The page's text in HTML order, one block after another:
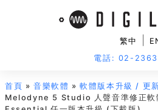
繁中
電話: 02-
首頁 »音樂軟體 »軟體版本升級 / 更
Melodyne 5 Studio 人聲音準修正